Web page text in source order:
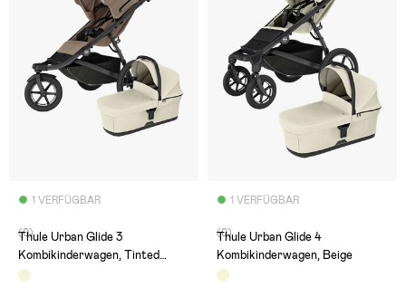
1 VERFÜGBAR
(0)
Thule Urban Glide 3
Kombikinderwagen, Tinted
Taupe
1 VERFÜGBAR
(0)
Thule Urban Glide 4
Kombikinderwagen, Beige